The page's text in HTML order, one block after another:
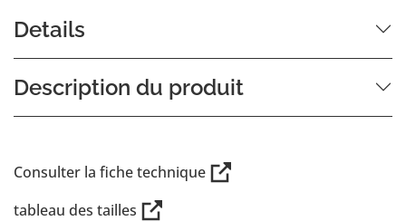
Details
Description du produit
Consulter la fiche technique
tableau des tailles